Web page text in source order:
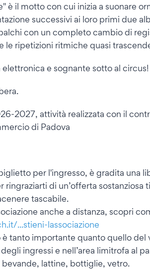
è il motto con cui inizia a suonare
successivi ai loro primi due
con un completo cambio di
le ripetizioni ritmiche quasi
elettronica e sognante sotto al circus!
2027, attività realizzata con il
di Padova
per l'ingresso, è gradita una
ringraziarti di un’offerta
tascabile.
anche a distanza, scopri
...stieni-lassociazione
tanto importante quanto quello del
ingressi e nell’area limitrofa al
bevande, lattine, bottiglie, vetro.